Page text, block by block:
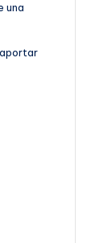
una
aportar